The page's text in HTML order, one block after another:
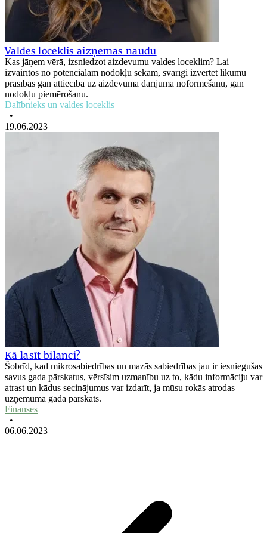
Valdes loceklis aizņemas naudu
Kas jāņem vērā, izsniedzot aizdevumu valdes loceklim? Lai
izvairītos no potenciālām nodokļu sekām, svarīgi izvērtēt likumu
prasības gan attiecībā uz aizdevuma darījuma noformēšanu, gan
nodokļu piemērošanu.
Dalībnieks un valdes loceklis
•
19.06.2023
Kā lasīt bilanci?
Šobrīd, kad mikrosabiedrības un mazās sabiedrības jau ir iesniegušas
savus gada pārskatus, vērsīsim uzmanību uz to, kādu informāciju var
atrast un kādus secinājumus var izdarīt, ja mūsu rokās atrodas
uzņēmuma gada pārskats.
Finanses
•
06.06.2023